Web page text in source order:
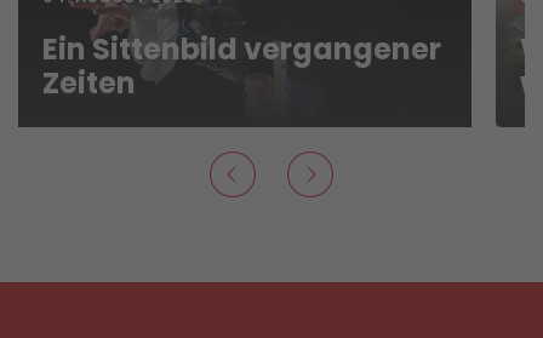
Ein Sittenbild vergangener
Zeiten